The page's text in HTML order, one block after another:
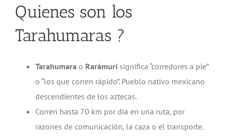
Quienes son los
Tarahumaras ?
Tarahumara o Rarámuri significa “corredores a pie”
o “los que corren rápido”. Pueblo nativo mexicano
descendientes de los aztecas.
Corren hasta 70 km por día en una ruta, por
razones de comunicación, la caza o el transporte.